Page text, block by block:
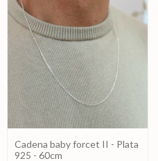
Cadena baby forcet II - Plata
925 - 60cm